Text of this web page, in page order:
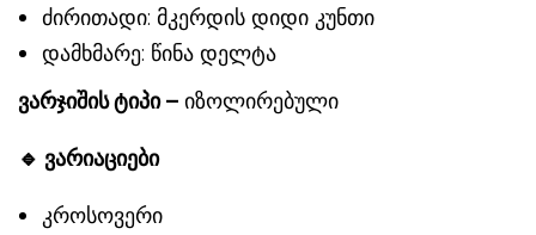
ძირითადი: მკერდის დიდი კუნთი
დამხმარე: წინა დელტა
ვარჯიშის ტიპი– იზოლირებული
🔹 ვარიაციები
კროსოვერი